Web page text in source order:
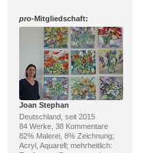
pro-Mitgliedschaft:
Joan Stephan
Deutschland, seit 2015
84 Werke, 38 Kommentare
82% Malerei, 8% Zeichnung;
Acryl, Aquarell; mehrheitlich: